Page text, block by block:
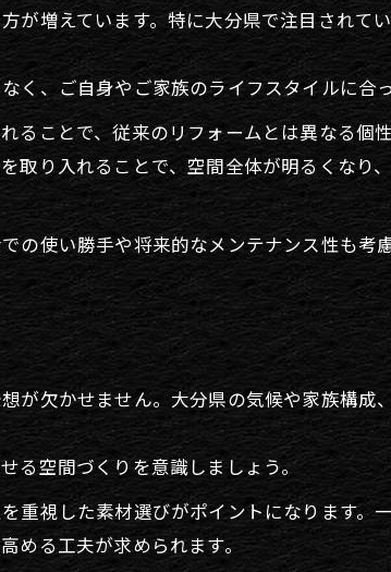
まいに彩りを添えるリフォーム技
りを形にするリフォームの実践例
フォームでこだわりを実現した実例集
ートデコ採用のリフォーム実践ストーリー
らしに合うリフォーム実例のポイント
想を叶えるリフォーム実践の工夫
性派リフォーム実例から学ぶ秘訣
に調和するアートデコ活用術の秘密
アートデコが暮らしに馴染むリフォーム術
リフォームで調和を大切にするポイント
活動線を意識したアートデコ活用例
家族が集う空間を彩るリフォームの工夫
ートデコを活かす住まいの提案方法
で叶える個性派リフォームのヒント
フォームで差がつく個性派住まいのヒント
が増えています。特に大分県で注目されて
く、ご自身やご家族のライフスタイルに合
ることで、従来のリフォームとは異なる個
取り入れることで、空間全体が明るくなり
の使い勝手や将来的なメンテナンス性も考
が欠かせません。大分県の気候や家族構
る空間づくりを意識しましょう。
重視した素材選びがポイントになります。
める工夫が求められます。